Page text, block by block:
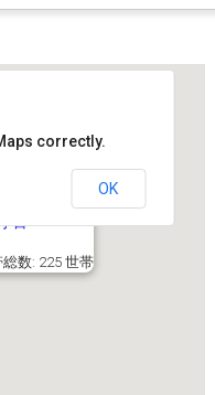
目
数: 225 世帯
correctly.
OK